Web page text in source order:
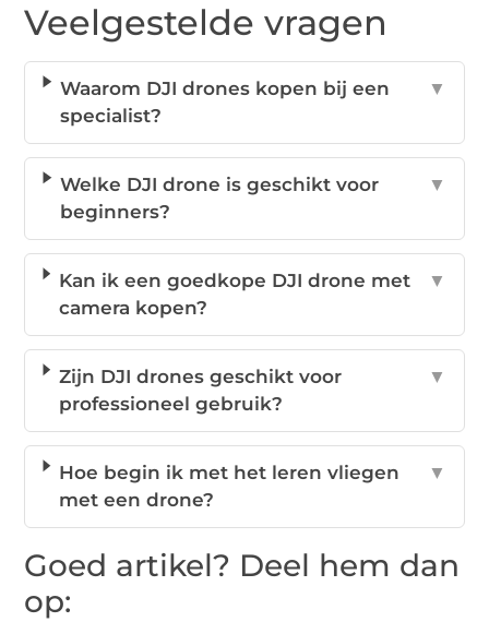
Veelgestelde vragen
Waarom DJI drones kopen bij een
specialist?
▼
Welke DJI drone is geschikt voor
beginners?
▼
Kan ik een goedkope DJI drone met
camera kopen?
▼
Zijn DJI drones geschikt voor
professioneel gebruik?
▼
Hoe begin ik met het leren vliegen
met een drone?
▼
Goed artikel? Deel hem dan
op: